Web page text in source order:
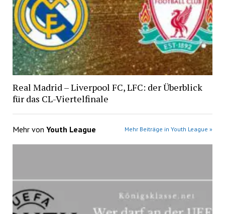
Real Madrid – Liverpool FC, LFC: der Überblick
für das CL-Viertelfinale
Mehr von Youth League Mehr Beiträge in Youth League »